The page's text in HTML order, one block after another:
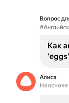
Вопрос
Как
Алиса
На